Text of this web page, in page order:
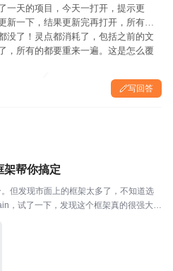
一天的项目，今天一打开，提示更
新一下，结果更新完再打开，所有记
没了！灵点都消耗了，包括之前的文
，所有的都要重来一遍。这是怎么覆
写回答
帮你搞定
但发现市面上的框架太多了，不知道选
，试了一下，发现这个框架真的很强大。